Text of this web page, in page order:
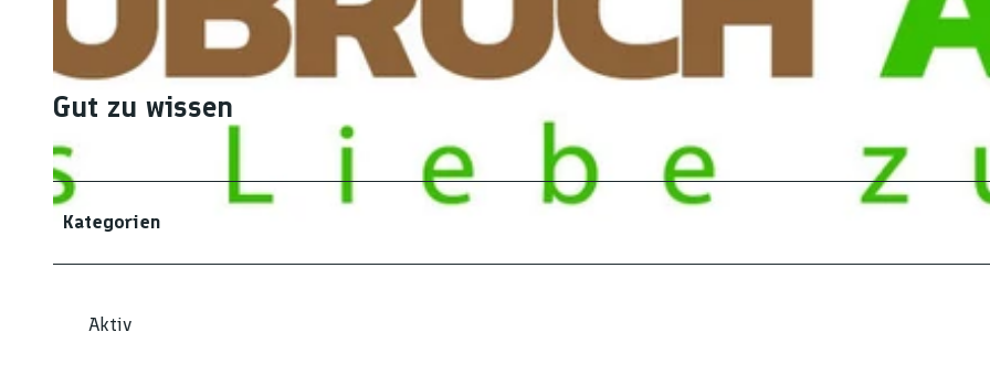
© Sabrina Rigsinger |CC-BY-ND
Gut zu wissen
Kategorien
Aktiv